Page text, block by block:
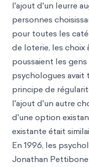
l'ajout d'un leurre
personnes
pour toutes les
de loterie, les choix
poussaient les
psychologues avait
principe de
l'ajout d'un autre
d'une option
existante était
En 1996, les
Jonathan